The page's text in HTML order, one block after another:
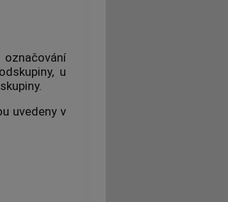
u
uvedeny v